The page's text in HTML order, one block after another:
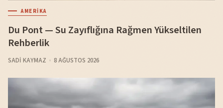
AMERIKA
Du Pont — Su Zayıflığına Rağmen Yükseltilen
Rehberlik
SADI KAYMAZ 8 AĞUSTOS 2026